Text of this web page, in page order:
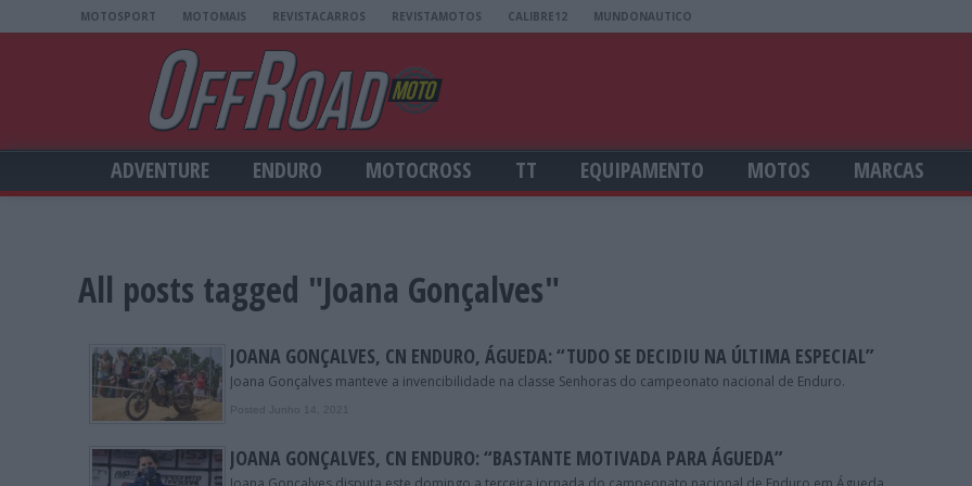
MOTOSPORT MOTOMAIS REVISTACARROS REVISTAMOTOS CALIBRE12 MUNDONAUTICO
ADVENTURE ENDURO MOTOCROSS TT EQUIPAMENTO MOTOS MARCAS
All posts tagged "Joana Gonçalves"
JOANA GONÇALVES, CN ENDURO, ÁGUEDA: “TUDO SE DECIDIU NA ÚLTIMA ESPECIAL”
Joana Gonçalves manteve a invencibilidade na classe Senhoras do campeonato nacional de Enduro.
Posted Junho 14, 2021
JOANA GONÇALVES, CN ENDURO: “BASTANTE MOTIVADA PARA ÁGUEDA”